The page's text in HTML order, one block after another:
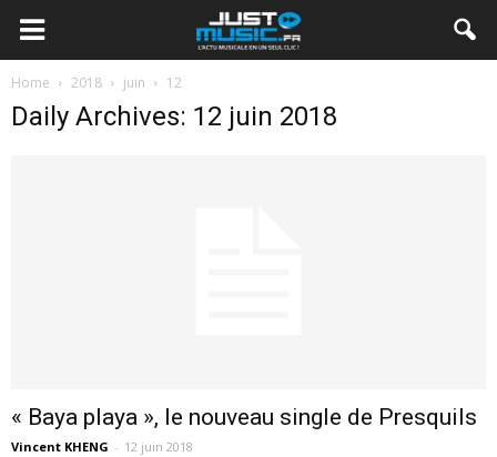
Home 2018 juin 12
Daily Archives: 12 juin 2018
« Baya playa », le nouveau single de Presquils
Vincent KHENG - 12 juin 2018